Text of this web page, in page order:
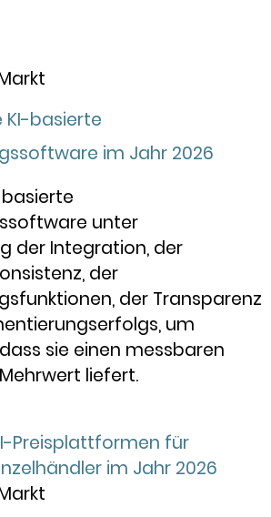
KI-basierte
im Jahr 2026
basierte
unter
der Integration, der
der
der Transparenz
um
sie einen messbaren
liefert.